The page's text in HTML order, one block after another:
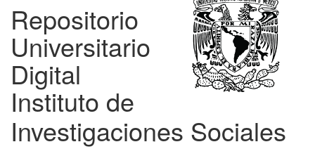
Repositorio
Universitario
Digital
Instituto de
Investigaciones Sociales